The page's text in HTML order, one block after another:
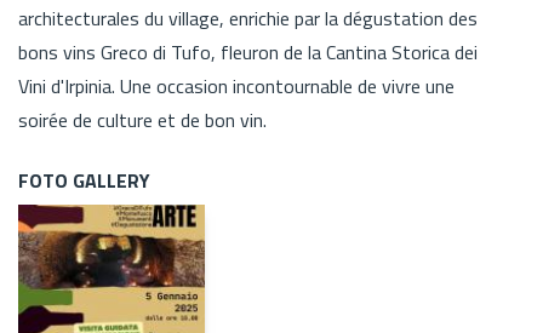
architecturales du village, enrichie par la dégustation des
bons vins Greco di Tufo, fleuron de la Cantina Storica dei
Vini d'Irpinia. Une occasion incontournable de vivre une
soirée de culture et de bon vin.
FOTO GALLERY